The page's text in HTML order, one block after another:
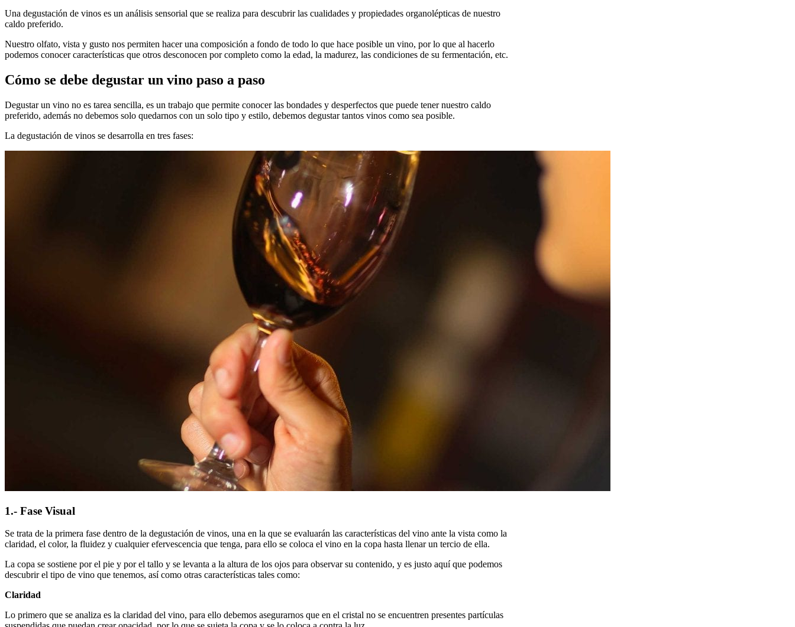
Una degustación de vinos es un análisis sensorial que se realiza para descubrir las cualidades y propiedades organolépticas de nuestro
caldo preferido.
Nuestro olfato, vista y gusto nos permiten hacer una composición a fondo de todo lo que hace posible un vino, por lo que al hacerlo
podemos conocer características que otros desconocen por completo como la edad, la madurez, las condiciones de su fermentación, etc.
Cómo se debe degustar un vino paso a paso
Degustar un vino no es tarea sencilla, es un trabajo que permite conocer las bondades y desperfectos que puede tener nuestro caldo
preferido, además no debemos solo quedarnos con un solo tipo y estilo, debemos degustar tantos vinos como sea posible.
La degustación de vinos se desarrolla en tres fases:
1.- Fase Visual
Se trata de la primera fase dentro de la degustación de vinos, una en la que se evaluarán las características del vino ante la vista como la
claridad, el color, la fluidez y cualquier efervescencia que tenga, para ello se coloca el vino en la copa hasta llenar un tercio de ella.
La copa se sostiene por el pie y por el tallo y se levanta a la altura de los ojos para observar su contenido, y es justo aquí que podemos
descubrir el tipo de vino que tenemos, así como otras características tales como:
Claridad
Lo primero que se analiza es la claridad del vino, para ello debemos asegurarnos que en el cristal no se encuentren presentes partículas